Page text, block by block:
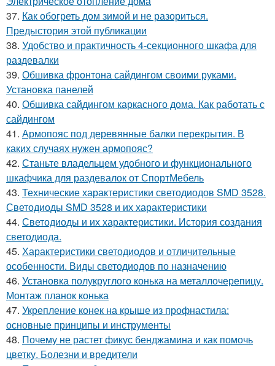
37. Как обогреть дом зимой и не разориться.
Предыстория этой публикации
38. Удобство и практичность 4-секционного шкафа для
раздевалки
39. Обшивка фронтона сайдингом своими руками.
Установка панелей
40. Обшивка сайдингом каркасного дома. Как работать с
сайдингом
41. Армопояс под деревянные балки перекрытия. В
каких случаях нужен армопояс?
42. Станьте владельцем удобного и функционального
шкафчика для раздевалок от СпортМебель
43. Технические характеристики светодиодов SMD 3528.
Светодиоды SMD 3528 и их характеристики
44. Светодиоды и их характеристики. История создания
светодиода.
45. Характеристики светодиодов и отличительные
особенности. Виды светодиодов по назначению
46. Установка полукруглого конька на металлочерепицу.
Монтаж планок конька
47. Укрепление конек на крыше из профнастила:
основные принципы и инструменты
48. Почему не растет фикус бенджамина и как помочь
цветку. Болезни и вредители